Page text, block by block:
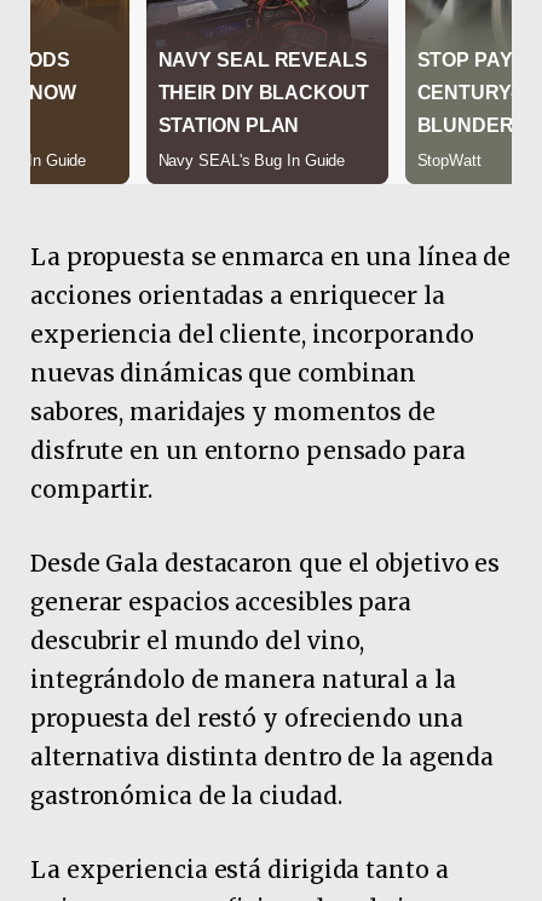
La propuesta se enmarca en una línea de
acciones orientadas a enriquecer la
experiencia del cliente, incorporando
nuevas dinámicas que combinan
sabores, maridajes y momentos de
disfrute en un entorno pensado para
compartir.
Desde Gala destacaron que el objetivo es
generar espacios accesibles para
descubrir el mundo del vino,
integrándolo de manera natural a la
propuesta del restó y ofreciendo una
alternativa distinta dentro de la agenda
gastronómica de la ciudad.
La experiencia está dirigida tanto a